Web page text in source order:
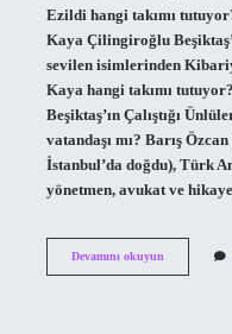
Ezildi hangi takımı
Kaya Çilingiroğlu
sevilen isimlerinden
Kaya hangi takımı
Beşiktaş’ın Çalıştığı
vatandaşı mı? Barış
İstanbul’da doğdu), Türk
yönetmen, avukat ve
Devamını okuyunBarış